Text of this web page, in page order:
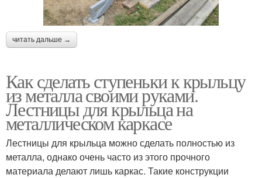
читать дальше →
Как сделать ступеньки к крыльцу
из металла своими руками.
Лестницы для крыльца на
металлическом каркасе
Лестницы для крыльца можно сделать полностью из
металла, однако очень часто из этого прочного
материала делают лишь каркас. Такие конструкции